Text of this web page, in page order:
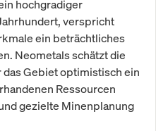
hochgradiger
verspricht
ein beträchtliches
Neometals schätzt die
Gebiet optimistisch ein
Ressourcen
gezielte Minenplanung